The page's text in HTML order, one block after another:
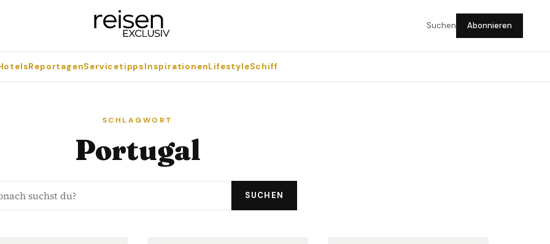
Suchen Abonnieren
ReportagenServicetippsInspirationenLifestyleSchiff
SCHLAGWORT
Portugal
SUCHEN